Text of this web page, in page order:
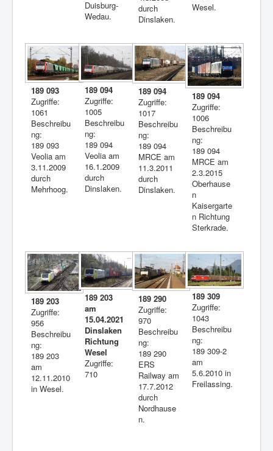
Duisburg-
Wedau.
durch
Dinslaken.
Wesel.
189 093
Zugriffe:
1061
Beschreibu
ng:
189 093
Veolia am
3.11.2009
durch
Mehrhoog.
189 094
Zugriffe:
1005
Beschreibu
ng:
189 094
Veolia am
16.1.2009
durch
Dinslaken.
189 094
Zugriffe:
1017
Beschreibu
ng:
189 094
MRCE am
11.3.2011
durch
Dinslaken.
189 094
Zugriffe:
1006
Beschreibu
ng:
189 094
MRCE am
2.3.2015
Oberhause
n
Kaisergarte
n Richtung
Sterkrade.
189 203
Zugriffe:
956
Beschreibu
ng:
189 203
am
12.11.2010
in Wesel.
189 203
am
15.04.2021
Dinslaken
Richtung
Wesel
Zugriffe:
710
189 290
Zugriffe:
970
Beschreibu
ng:
189 290
ERS
Railway am
17.7.2012
durch
Nordhause
n.
189 309
Zugriffe:
1043
Beschreibu
ng:
189 309-2
am
5.6.2010 in
Freilassing.